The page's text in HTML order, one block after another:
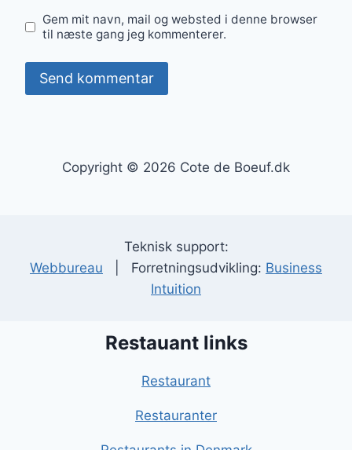
Gem mit navn, mail og websted i denne browser
til næste gang jeg kommenterer.
Copyright © 2026 Cote de Boeuf.dk
Teknisk support:
Webbureau | Forretningsudvikling: Business
Intuition
Restauant links
Restaurant
Restauranter